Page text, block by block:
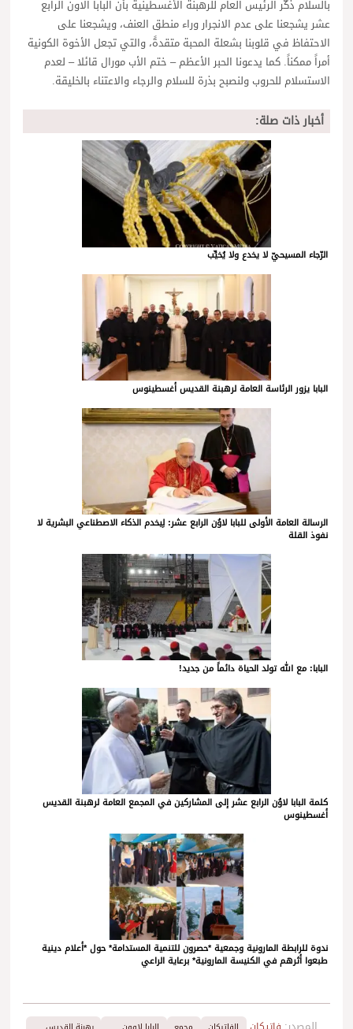
بالسلام ذكّر الرئيس العام للرهبنة الأغسطينية بأن البابا الاون الرابع
عشر يشجعنا على عدم الانجرار وراء منطق العنف، ويشجعنا على
الاحتفاظ في قلوبنا بشعلة المحبة متقدةً، والتي تجعل الأخوة الكونية
أمراً ممكناً. كما يدعونا الحبر الأعظم – ختم الأب مورال قائلا – لعدم
الاستسلام للحروب ولنصبح بذرة للسلام والرجاء والاعتناء بالخليقة.
أخبار ذات صلة:
الرّجاء المسيحيّ لا يخدع ولا يُخيِّب
البابا يزور الرئاسة العامة لرهبنة القديس أغسطينوس
الرسالة العامة الأولى للبابا لاوُن الرابع عشر: لِيخدم الذكاء الاصطناعي البشرية لا
نفوذ القلة
البابا: مع الله تولد الحياة دائماً من جديد!
كلمة البابا لاوُن الرابع عشر إلى المشاركين في المجمع العامة لرهبنة القديس
أغسطينوس
ندوة للرابطة المارونية وجمعية *حصرون للتنمية المستدامة* حول *أعلام دينية
طبعوا أثرهم في الكنيسة المارونية* برعاية الراعي